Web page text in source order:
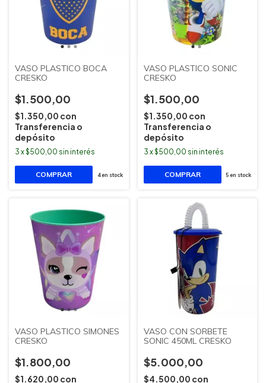
VASO PLASTICO BOCA
CRESKO
$1.500,00
$1.350,00 con
Transferencia o
depósito
3 x$500,00 sin interés
4en stock
VASO PLASTICO SONIC
CRESKO
$1.500,00
$1.350,00 con
Transferencia o
depósito
3 x$500,00 sin interés
5en stock
VASO PLASTICO SIMONES
CRESKO
$1.800,00
$1.620,00 con
VASO CON SORBETE
SONIC 450ML CRESKO
$5.000,00
$4.500,00 con